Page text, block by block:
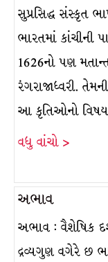
સુપ્રસિદ્ધ સંસ્કૃત
ભારતમાં કાંચીની
1626નો પણ
રંગરાજાધ્વરી.
આ કૃતિઓનો
વધુ વાંચો >
અભાવ
અભાવ : વૈશેષિક
દ્રવ્યગુણ વગેરે છ